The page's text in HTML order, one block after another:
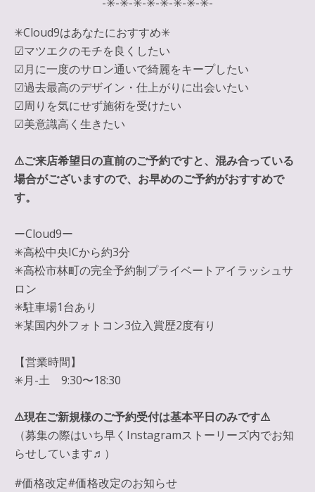
✳︎Cloud9はあなたにおすすめ✳︎
☑︎マツエクのモチを良くしたい
☑︎月に一度のサロン通いで綺麗をキープしたい
☑︎過去最高のデザイン・仕上がりに出会いたい
☑︎周りを気にせず施術を受けたい
☑︎美意識高く生きたい
⚠︎ご来店希望日の直前のご予約ですと、混み合っている
場合がございますので、お早めのご予約がおすすめで
す。
ーCloud9ー
✳︎高松中央ICから約3分
✳︎高松市林町の完全予約制プライベートアイラッシュサ
ロン
✳︎駐車場1台あり
✳︎某国内外フォトコン3位入賞歴2度有り
【営業時間】
✳︎月-土 9:30〜18:30
⚠︎現在ご新規様のご予約受付は基本平日のみです⚠︎
（募集の際はいち早くInstagramストーリーズ内でお知
らせしています♬）
#価格改定#価格改定のお知らせ